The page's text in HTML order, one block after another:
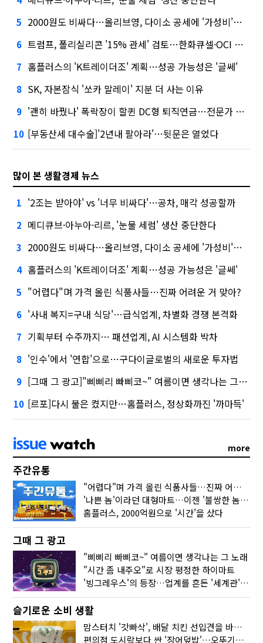
5 2000원도 비싸다…올리브영, 다이소 공세에 '가성비'로 맞불
6 트럼프, 폴리실리콘 '15% 관세' 검토…한화큐셀·OCI 영향은?
7 홈플러스의 'K트레이더조' 계획…성공 가능성은 '글쎄'
8 SK, 자본잠식 '쏘카 말레이' 지분 더 사는 이유
9 '괜히 바꿨나' 폭락장이 할퀸 DC형 퇴직연금…전문가 조언은
10 [부동산세 대수술]'2년내 팔아라'…뒷문은 열었다
많이 본 생활경제 뉴스
1 '2조는 받아야' vs '너무 비싸다'…공차, 매각 성공할까
2 메디큐브·아누아·리르, '눈물 세럼' 생산 중단한다
3 2000원도 비싸다…올리브영, 다이소 공세에 '가성비'로 맞불
4 홈플러스의 'K트레이더조' 계획…성공 가능성은 '글쎄'
5 "어렵다"며 가격 올린 식품사들…진짜 어려운 거 맞아?
6 '사내 복지=구내 식당'…급식업계, 차별화 경쟁 본격화
7 기획부터 수주까지… 패션업계, AI 시스템화 박차
8 '인수'에서 '연합'으로…구다이글로벌의 새로운 투자법
9 [그때 그 광고]"삐삐리 빠삐코~" 여름이면 생각나는 그 노래
10 [르포]다시 불은 켰지만…홈플러스, 정상화까진 '까마득'
more
주간유통
"어렵다"며 가격 올린 식품사들…진짜 어려운 거 맞아?
'나쁜 놈'이라던 대형마트…이젠 '불쌍한 놈' 됐다
홈플러스, 2000억원으로 '시간'을 샀다
그때 그 광고
"삐삐리 빠삐코~" 여름이면 생각나는 그 노래
"시간 좀 내주오"로 시장 평정한 하이마트
'빙그레우스'의 등장…업계를 흔든 '세계관' 마케팅
슬기로운 소비 생활
맘스터치 '갓빠삭', 배달 치킨 선입견을 바꿨다
편의점 도시락보다 싼 '장어덮밥'…오뚜기가 해냈다